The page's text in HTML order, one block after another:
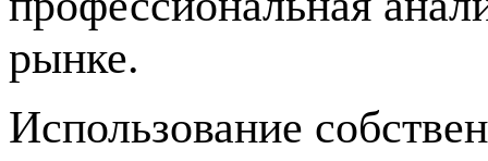
рынке.
Использование